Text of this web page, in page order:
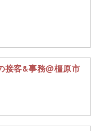
接客&事務@橿原市